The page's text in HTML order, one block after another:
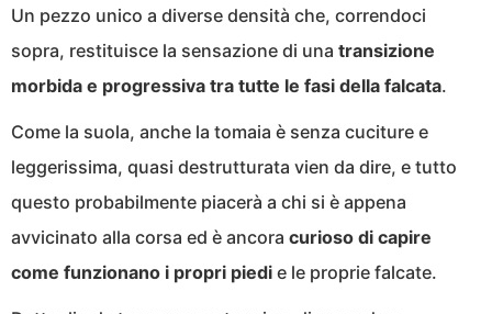
Un pezzo unico a diverse densità che, correndoci
sopra, restituisce la sensazione di una transizione
morbida e progressiva tra tutte le fasi della falcata.
Come la suola, anche la tomaia è senza cuciture e
leggerissima, quasi destrutturata vien da dire, e tutto
questo probabilmente piacerà a chi si è appena
avvicinato alla corsa ed è ancora curioso di capire
come funzionano i propri piedi e le proprie falcate.